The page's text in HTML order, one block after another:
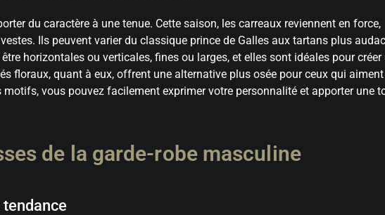
du caractère à une tenue. Cette saison, les carreaux reviennent en force,
Ils peuvent varier du classique prince de Galles aux tartans plus
horizontales ou verticales, fines ou larges, et elles sont idéales pour créer
floraux, quant à eux, offrent une alternative plus osée pour ceux qui
vous pouvez facilement exprimer votre personnalité et apporter une
de la garde-robe masculine